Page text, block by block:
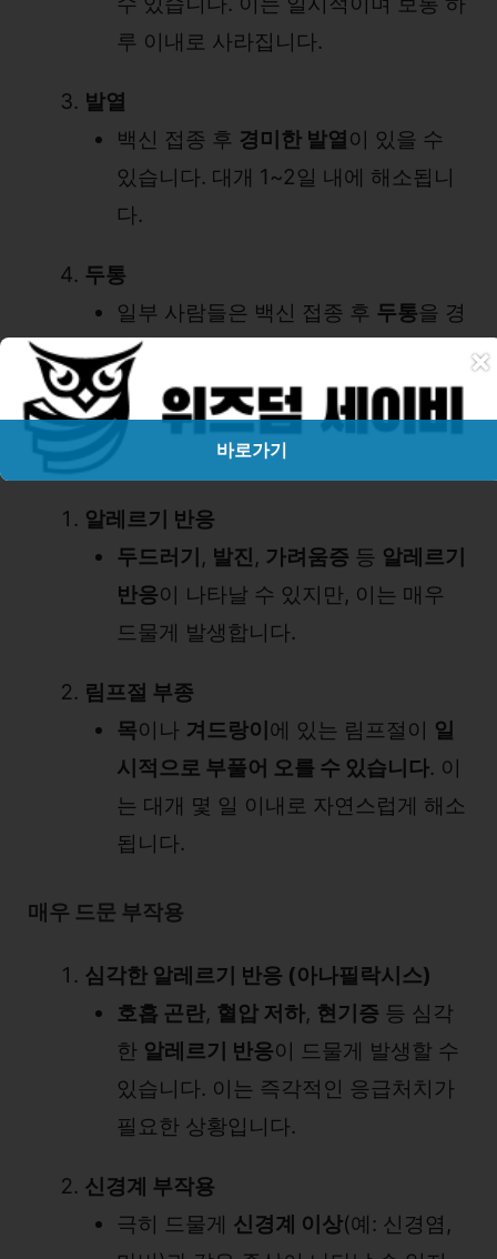
루 이내로 사라집니다.
발열
백신 접종 후 경미한 발열이 있을 수
있습니다. 대개 1~2일 내에 해소됩니
다.
두통
일부 사람들은 백신 접종 후 두통을 경
험할 수 있습니다. 대개 가벼운 두통이
며 시간이 지나면서 개선됩니다.
드문 부작용
알레르기 반응
두드러기 , 발진, 가려움증 등 알레르기
반응이 나타날 수 있지만, 이는 매우
드물게 발생합니다.
림프절 부종
목이나 겨드랑이 에 있는 림프절이 일
시적으로 부풀어 오를 수 있습니다. 이
는 대개 몇 일 이내로 자연스럽게 해소
됩니다.
매우 드문 부작용
심각한 알레르기 반응 (아나필락시스)
호흡 곤란, 혈압 저하, 현기증 등 심각
한 알레르기 반응이 드물게 발생할 수
있습니다. 이는 즉각적인 응급처치가
필요한 상황입니다.
신경계 부작용
극히 드물게 신경계 이상(예: 신경염,
×
바로가기